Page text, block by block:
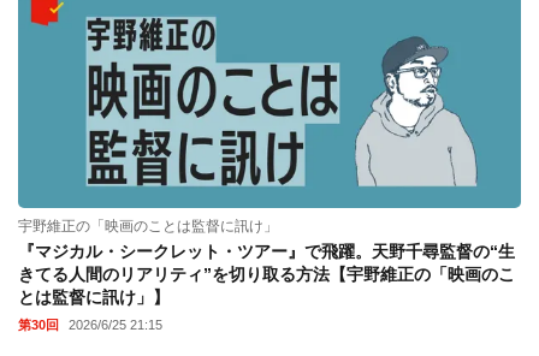
宇野維正の「映画のことは監督に訊け」
『マジカル・シークレット・ツアー』で飛躍。天野千尋監督の“生
きてる人間のリアリティ”を切り取る方法【宇野維正の「映画のこ
とは監督に訊け」】
第30回 2026/6/25 21:15